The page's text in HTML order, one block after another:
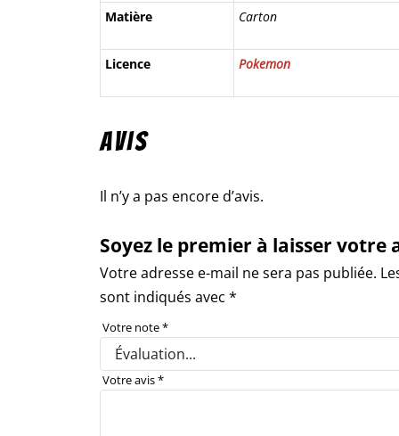
Matière Carton
Licence Pokemon
Avis
Il n’y a pas encore d’avis.
Soyez le premier à laisser votre
Votre adresse e-mail ne sera pas publiée.
sont indiqués avec *
Votre note*
Votre avis*